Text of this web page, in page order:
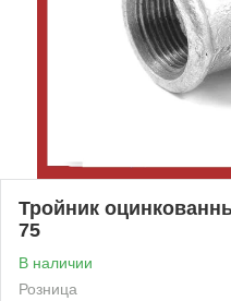
Тройник
75
В наличии
Розница